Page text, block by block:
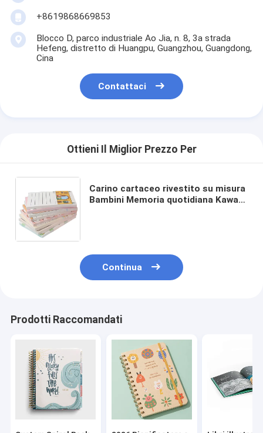
+8619868669853
Blocco D, parco industriale Ao Jia, n. 8, 3a strada
Hefeng, distretto di Huangpu, Guangzhou, Guangdong,
Cina
Contattaci
Ottieni Il Miglior Prezzo Per
Carino cartaceo rivestito su misura
Bambini Memoria quotidiana Kawaii
Continua
Prodotti Raccomandati